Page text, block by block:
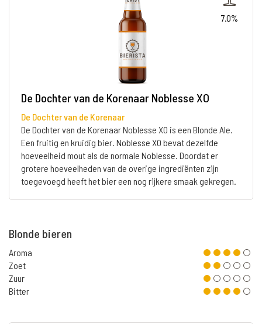
7.0%
De Dochter van de Korenaar Noblesse XO
De Dochter van de Korenaar
De Dochter van de Korenaar Noblesse XO is een Blonde Ale.
Een fruitig en kruidig bier. Noblesse XO bevat dezelfde
hoeveelheid mout als de normale Noblesse. Doordat er
grotere hoeveelheden van de overige ingrediënten zijn
toegevoegd heeft het bier een nog rijkere smaak gekregen.
Blonde bieren
Aroma
Zoet
Zuur
Bitter